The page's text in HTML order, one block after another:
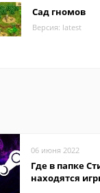
Сад гномов
Версия: latest
06 июня 2022
Где в папке
находятся